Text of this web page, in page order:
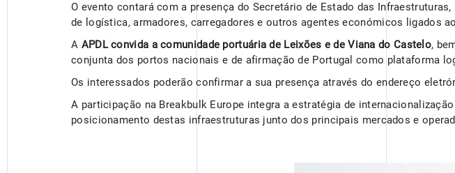
O evento contará com a presença do Secretário de Estado das
de logística, armadores, carregadores e outros agentes económicos ligados
A APDL convida a comunidade portuária de Leixões e de Viana do Castelo,
conjunta dos portos nacionais e de afirmação de Portugal como plataforma
Os interessados poderão confirmar a sua presença através do endereço
A participação na Breakbulk Europe integra a estratégia de
posicionamento destas infraestruturas junto dos principais mercados e